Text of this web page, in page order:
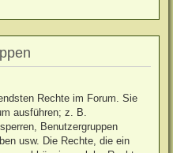
Rechte im Forum. Sie
ausführen; z. B.
Benutzergruppen
usw. Die Rechte, die ein